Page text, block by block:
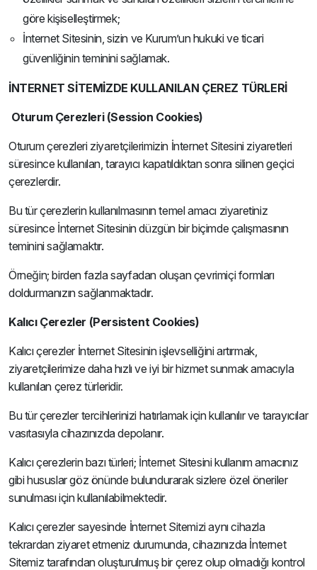
göre kişiselleştirmek;
İnternet Sitesinin, sizin ve Kurum’un hukuki ve ticari
güvenliğinin teminini sağlamak.
İNTERNET SİTEMİZDE KULLANILAN ÇEREZ TÜRLERİ
Oturum Çerezleri (Session Cookies)
Oturum çerezleri ziyaretçilerimizin İnternet Sitesini ziyaretleri
süresince kullanılan, tarayıcı kapatıldıktan sonra silinen geçici
çerezlerdir.
Bu tür çerezlerin kullanılmasının temel amacı ziyaretiniz
süresince İnternet Sitesinin düzgün bir biçimde çalışmasının
teminini sağlamaktır.
Örneğin; birden fazla sayfadan oluşan çevrimiçi formları
doldurmanızın sağlanmaktadır.
Kalıcı Çerezler (Persistent Cookies)
Kalıcı çerezler İnternet Sitesinin işlevselliğini artırmak,
ziyaretçilerimize daha hızlı ve iyi bir hizmet sunmak amacıyla
kullanılan çerez türleridir.
Bu tür çerezler tercihlerinizi hatırlamak için kullanılır ve tarayıcılar
vasıtasıyla cihazınızda depolanır.
Kalıcı çerezlerin bazı türleri; İnternet Sitesini kullanım amacınız
gibi hususlar göz önünde bulundurarak sizlere özel öneriler
sunulması için kullanılabilmektedir.
Kalıcı çerezler sayesinde İnternet Sitemizi aynı cihazla
tekrardan ziyaret etmeniz durumunda, cihazınızda İnternet
Sitemiz tarafından oluşturulmuş bir çerez olup olmadığı kontrol